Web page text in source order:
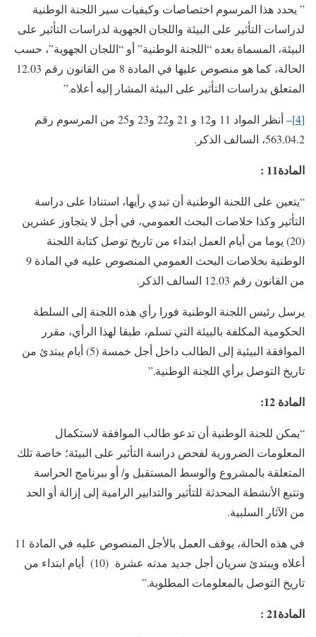
” يحدد هذا المرسوم اختصاصات وكيفيات سير اللجنة الوطنية
لدراسات التأثير على البيئة واللجان الجهوية لدراسات التأثير على
البيئة، المسماة بعده “اللجنة الوطنية” أو “اللجان الجهوية”، حسب
الحالة، كما هو منصوص عليها في المادة 8 من القانون رقم 12.03
المتعلق بدراسات التأثير على البيئة المشار إليه أعلاه.”
[4]
– أنظر المواد 11 و12 و 21 و22 و23 و25 من المرسوم رقم
563.04.2، السالف الذكر.
المادة11
:
“يتعين على اللجنة الوطنية أن تبدي رأيها، استنادا على دراسة
التأثير وكذا خلاصات البحث العمومي، في أجل لا يتجاوز عشرين
(20) يوما من أيام العمل ابتداء من تاريخ توصل كتابة اللجنة
الوطنية بخلاصات البحث العمومي المنصوص عليه في المادة 9
من القانون رقم 12.03 السالف الذكر.
يرسل رئيس اللجنة الوطنية فورا رأي هذه اللجنة إلى السلطة
الحكومية المكلفة بالبيئة التي تسلم، طبقا لهذا الرأي، مقرر
الموافقة البيئية إلى الطالب داخل أجل خمسة (5) أيام يبتدئ من
تاريخ التوصل برأي اللجنة الوطنية.”
المادة 12
:
“يمكن للجنة الوطنية أن تدعو طالب الموافقة لاستكمال
المعلومات الضرورية لفحص دراسة التأثير على البيئة؛ خاصة تلك
المتعلقة بالمشروع والوسط المستقبل و/ أو ببرنامج الحراسة
وتتبع الأنشطة المحدثة للتأثير والتدابير الرامية إلى إزالة أو الحد
من الآثار السلبية.
في هذه الحالة، يوقف العمل بالأجل المنصوص عليه في المادة 11
أعلاه ويبتدئ سريان أجل جديد مدته عشرة (10) أيام ابتداء من
تاريخ التوصل بالمعلومات المطلوبة.”
المادة21
: